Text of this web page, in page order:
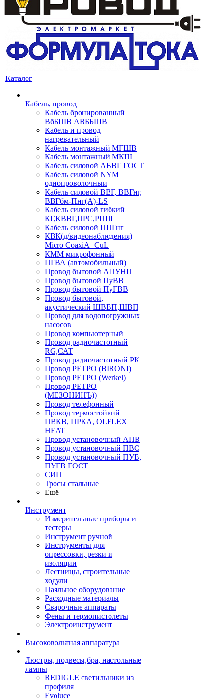
Каталог
Кабель, провод
Кабель бронированный
ВбБШВ АВББШВ
Кабель и провод
нагревательный
Кабель монтажный МГШВ
Кабель монтажный МКШ
Кабель силовой АВВГ ГОСТ
Кабель силовой NYM
однопроволочный
Кабель силовой ВВГ, ВВГнг,
ВВГбм-Пнг(А)-LS
Кабель силовой гибкий
КГ,КВВГ,ПРС,РПШ
Кабель силовой ППГнг
КВК(д/видеонаблюдения)
Micro CoaxiA+CuL
КММ микрофонный
ПГВА (автомобильный)
Провод бытовой АПУНП
Провод бытовой ПуВВ
Провод бытовой ПуГВВ
Провод бытовой,
акустический ШВВП,ШВП
Провод для водопогружных
насосов
Провод компьютерный
Провод радиочастотный
RG,САТ
Провод радиочастотный РК
Провод РЕТРО (BIRONI)
Провод РЕТРО (Werkel)
Провод РЕТРО
(МЕЗОНИНЪ))
Провод телефонный
Провод термостойкий
ПВКВ, ПРКА, OLFLEX
HEAT
Провод установочный АПВ
Провод установочный ПВС
Провод установочный ПУВ,
ПУГВ ГОСТ
СИП
Тросы стальные
Ещё
Инструмент
Измерительные приборы и
тестеры
Инструмент ручной
Инструменты для
опрессовки, резки и
изоляции
Лестницы, строительные
ходули
Паяльное оборудование
Расходные материалы
Сварочные аппараты
Фены и термопистолеты
Электроинструмент
Высоковольтная аппаратура
Люстры, подвесы,бра, настольные
лампы
REDIGLE светильники из
профиля
Evoluce